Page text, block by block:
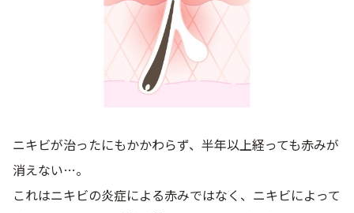
ニキビが治ったにもかかわらず、半年以上経っても赤みが
消えない…。
これはニキビの炎症による赤みではなく、ニキビによって